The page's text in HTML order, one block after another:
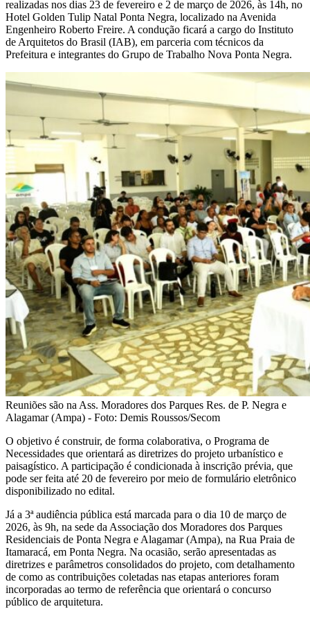
realizadas nos dias 23 de fevereiro e 2 de março de 2026, às 14h, no
Hotel Golden Tulip Natal Ponta Negra, localizado na Avenida
Engenheiro Roberto Freire. A condução ficará a cargo do Instituto
de Arquitetos do Brasil (IAB), em parceria com técnicos da
Prefeitura e integrantes do Grupo de Trabalho Nova Ponta Negra.
Reuniões são na Ass. Moradores dos Parques Res. de P. Negra e
Alagamar (Ampa) - Foto: Demis Roussos/Secom
O objetivo é construir, de forma colaborativa, o Programa de
Necessidades que orientará as diretrizes do projeto urbanístico e
paisagístico. A participação é condicionada à inscrição prévia, que
pode ser feita até 20 de fevereiro por meio de formulário eletrônico
disponibilizado no edital.
Já a 3ª audiência pública está marcada para o dia 10 de março de
2026, às 9h, na sede da Associação dos Moradores dos Parques
Residenciais de Ponta Negra e Alagamar (Ampa), na Rua Praia de
Itamaracá, em Ponta Negra. Na ocasião, serão apresentadas as
diretrizes e parâmetros consolidados do projeto, com detalhamento
de como as contribuições coletadas nas etapas anteriores foram
incorporadas ao termo de referência que orientará o concurso
público de arquitetura.